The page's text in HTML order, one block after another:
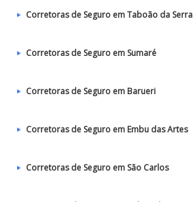
Corretoras de Seguro em Taboão da Serra
Corretoras de Seguro em Sumaré
Corretoras de Seguro em Barueri
Corretoras de Seguro em Embu das Artes
Corretoras de Seguro em São Carlos